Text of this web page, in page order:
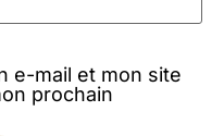
e-mail et mon site
prochain